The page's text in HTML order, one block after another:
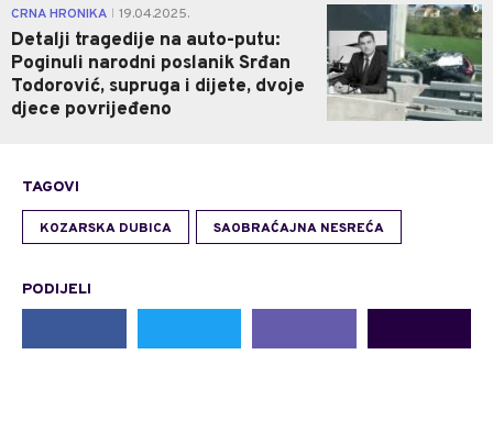
CRNA HRONIKA 19.04.2025.
Detalji tragedije na auto-putu:
Poginuli narodni poslanik Srđan
Todorović, supruga i dijete, dvoje
djece povrijeđeno
0
TAGOVI
KOZARSKA DUBICA SAOBRAĆAJNA NESREĆA
PODIJELI